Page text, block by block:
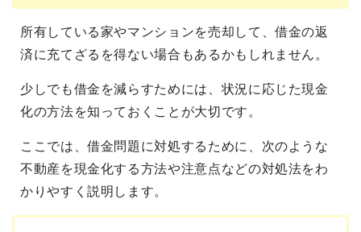
所有している家やマンションを売却して、借金の返
済に充てざるを得ない場合もあるかもしれません。
少しでも借金を減らすためには、状況に応じた現金
化の方法を知っておくことが大切です。
ここでは、借金問題に対処するために、次のような
不動産を現金化する方法や注意点などの対処法をわ
かりやすく説明します。